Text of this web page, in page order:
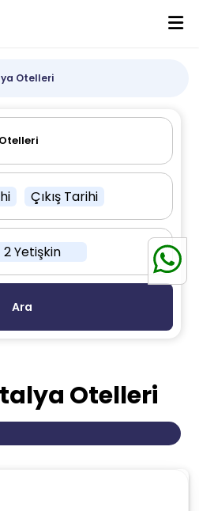
Otelleri
Çıkış Tarihi
2 Yetişkin
Ara
Otelleri